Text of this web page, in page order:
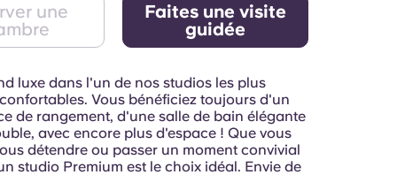
une
Faites une visite
guidée
luxe dans l'un de nos studios les plus
Vous bénéficiez toujours d'un
de rangement, d'une salle de bain élégante
avec encore plus d'espace ! Que vous
détendre ou passer un moment convivial
studio Premium est le choix idéal. Envie de